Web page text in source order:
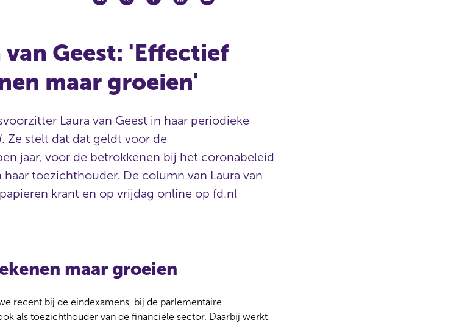
Geest: 'Effectief
maar groeien'
Laura van Geest in haar periodieke
. Ze stelt dat dat geldt voor de
jaar, voor de betrokkenen bij het coronabeleid
toezichthouder. De column van Laura van
krant en op vrijdag online op fd.nl
maar groeien
recent bij de eindexamens, bij de parlementaire
als toezichthouder van de financiële sector. Daarbij werkt